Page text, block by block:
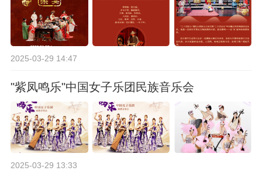
2025-03-29 14:47
"紫凤鸣乐"中国女子乐团民族音乐会
2025-03-29 13:33